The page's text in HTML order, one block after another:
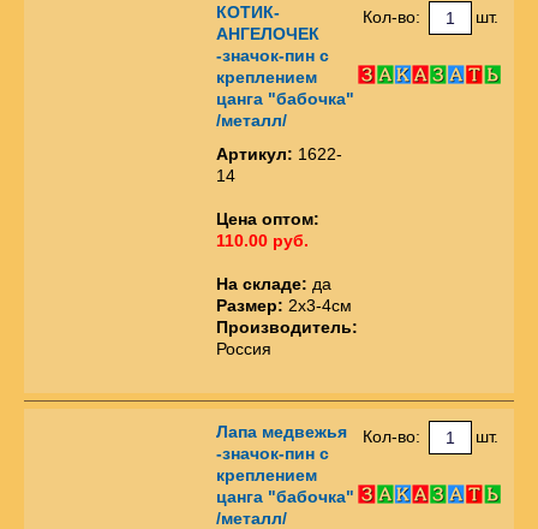
КОТИК-
АНГЕЛОЧЕК
-значок-пин с
креплением
цанга "бабочка"
/металл/
Артикул: 1622-
14
Цена оптом:
110.00 руб.
На складе: да
Размер: 2х3-4см
Производитель:
Россия
Кол-во: шт.
Лапа медвежья
-значок-пин с
креплением
цанга "бабочка"
/металл/
Кол-во: шт.